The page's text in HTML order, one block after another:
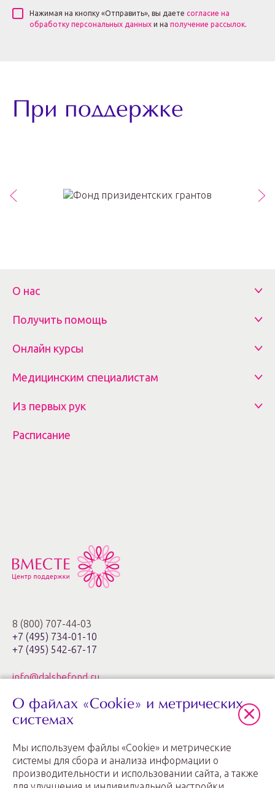
Нажимая на кнопку «Отправить», вы даете согласие на
обработку персональных данных и на получение рассылок.
При поддержке
8 (800) 707-44-03
+7 (495) 734-01-10
+7 (495) 542-67-17
info@dalshefond.ru
119285, г. Москва,
ул. Минская, 1г, корп. 3, офис ХХIa,
График работы: пн.-пт. с 11:00 до 20:00
О нас
Получить помощь
Онлайн курсы
Медицинским специалистам
Из первых рук
Расписание
О файлах «Cookie» и метрических
системах
Мы используем файлы «Cookie» и метрические
системы для сбора и анализа информации о
производительности и использовании сайта, а также